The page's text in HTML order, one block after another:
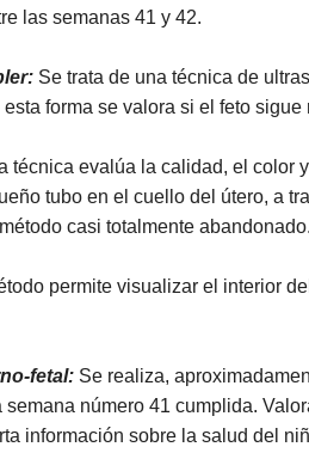
las semanas 41 y 42.
Se trata de una técnica de
esta forma se valora si el feto
técnica evalúa la calidad, el color
tubo en el cuello del útero, a
casi totalmente
permite visualizar el interior
fetal: Se realiza,
número 41 cumplida.
información sobre la salud del